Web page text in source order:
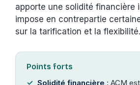
apporte une solidité financière
impose en contrepartie
sur la tarification et la flexibilité.
Points forts
Solidité financière : ACM